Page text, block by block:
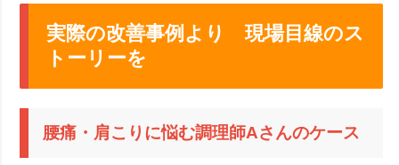
実際の改善事例より 現場目線のス
トーリーを
腰痛・肩こりに悩む調理師Aさんのケース